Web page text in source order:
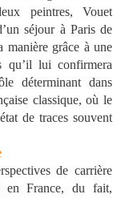
peintres, Vouet
séjour à Paris de
manière grâce à une
qu’il lui confirmera
déterminant dans
classique, où le
de traces souvent
de carrière
en France, du fait,